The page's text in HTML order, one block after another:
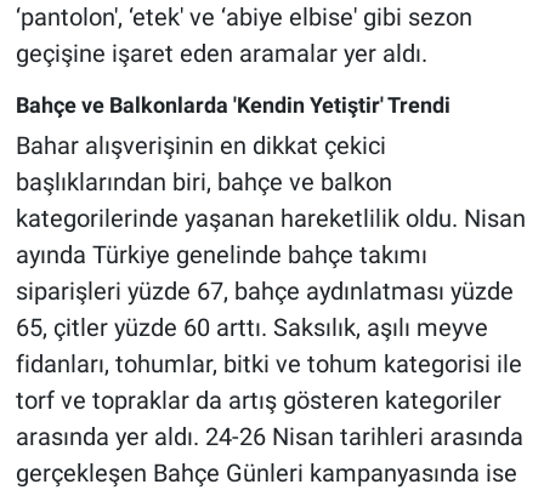
‘pantolon', ‘etek' ve ‘abiye elbise' gibi sezon
geçişine işaret eden aramalar yer aldı.
Bahçe ve Balkonlarda 'Kendin Yetiştir' Trendi
Bahar alışverişinin en dikkat çekici
başlıklarından biri, bahçe ve balkon
kategorilerinde yaşanan hareketlilik oldu. Nisan
ayında Türkiye genelinde bahçe takımı
siparişleri yüzde 67, bahçe aydınlatması yüzde
65, çitler yüzde 60 arttı. Saksılık, aşılı meyve
fidanları, tohumlar, bitki ve tohum kategorisi ile
torf ve topraklar da artış gösteren kategoriler
arasında yer aldı. 24-26 Nisan tarihleri arasında
gerçekleşen Bahçe Günleri kampanyasında ise